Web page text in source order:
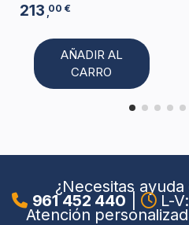
213 ,00 €
AÑADIR AL
CARRO
¿Necesitas
961 452 440 L-
Atención